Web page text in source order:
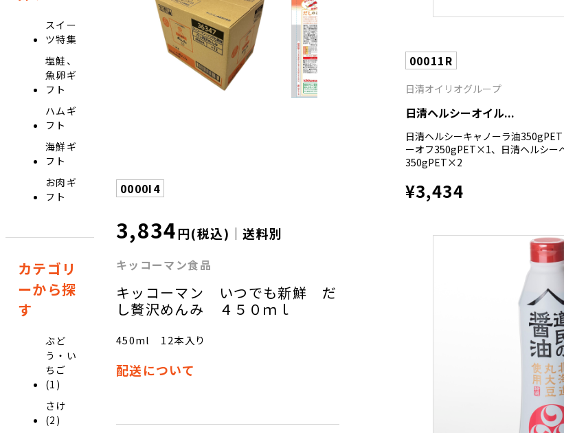
スイー
ツ特集
塩鮭、
魚卵ギ
フト
ハムギ
フト
海鮮ギ
フト
お肉ギ
フト
カテゴリ
ーから探
す
ぶど
う・い
ちご
(1)
さけ
(2)
0000I4
3,834円(税込)｜送料別
キッコーマン食品
キッコーマン いつでも新鮮 だ
し贅沢めんみ ４５０ｍｌ
450ml 12本入り
配送について
00011R
日清オイリオグループ
日清ヘルシーオイル...
日清ヘルシーキャノーラ油
ーオフ350gPET×1、日清ヘルシー
350gPET×2
¥3,434